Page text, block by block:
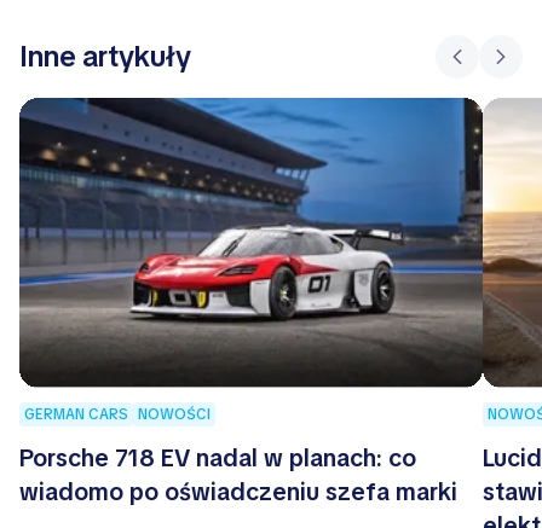
Inne artykuły
GERMAN CARS NOWOŚCI
Porsche 718 EV nadal w planach: co
wiadomo po oświadczeniu szefa marki